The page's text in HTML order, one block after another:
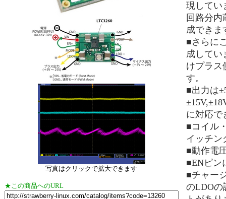
写真はクリックで拡大できます
★この商品へのURL
現してい
回路分
成できま
■さらに
成してい
けプラス
す。
■出力は
に対応で
■コイル
イッチン
■動作電
■ENピン
■チャー
のLDOの